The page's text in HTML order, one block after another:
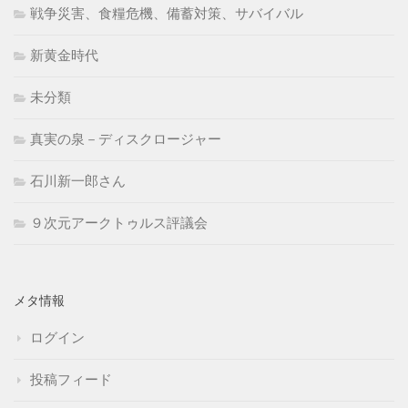
戦争災害、食糧危機、備蓄対策、サバイバル
新黄金時代
未分類
真実の泉－ディスクロージャー
石川新一郎さん
９次元アークトゥルス評議会
メタ情報
ログイン
投稿フィード